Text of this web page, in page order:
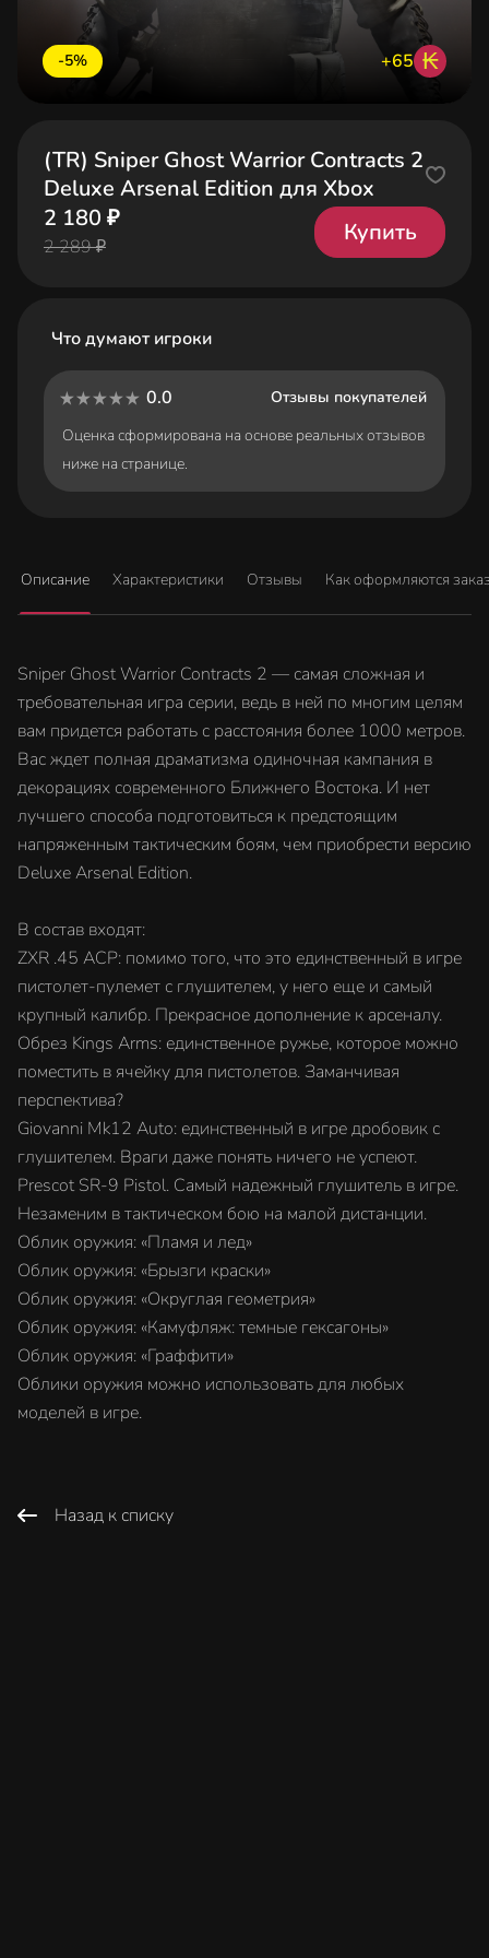
-5% +65 ₭
(TR) Sniper Ghost Warrior Contracts 2
Deluxe Arsenal Edition для Xbox
2 180 ₽
2 289 ₽
Купить
Что думают игроки
0.0
Отзывы покупателей
Оценка сформирована на основе реальных отзывов
ниже на странице.
Описание Характеристики Отзывы Как оформляются
Sniper Ghost Warrior Contracts 2 — самая сложная и
требовательная игра серии, ведь в ней по многим целям
вам придется работать с расстояния более 1000 метров.
Вас ждет полная драматизма одиночная кампания в
декорациях современного Ближнего Востока. И нет
лучшего способа подготовиться к предстоящим
напряженным тактическим боям, чем приобрести версию
Deluxe Arsenal Edition.
В состав входят:
ZXR .45 ACP: помимо того, что это единственный в игре
пистолет-пулемет с глушителем, у него еще и самый
крупный калибр. Прекрасное дополнение к арсеналу.
Обрез Kings Arms: единственное ружье, которое можно
поместить в ячейку для пистолетов. Заманчивая
перспектива?
Giovanni Mk12 Auto: единственный в игре дробовик с
глушителем. Враги даже понять ничего не успеют.
Prescot SR-9 Pistol. Самый надежный глушитель в игре.
Незаменим в тактическом бою на малой дистанции.
Облик оружия: «Пламя и лед»
Облик оружия: «Брызги краски»
Облик оружия: «Округлая геометрия»
Облик оружия: «Камуфляж: темные гексагоны»
Облик оружия: «Граффити»
Облики оружия можно использовать для любых
моделей в игре.
Назад к списку